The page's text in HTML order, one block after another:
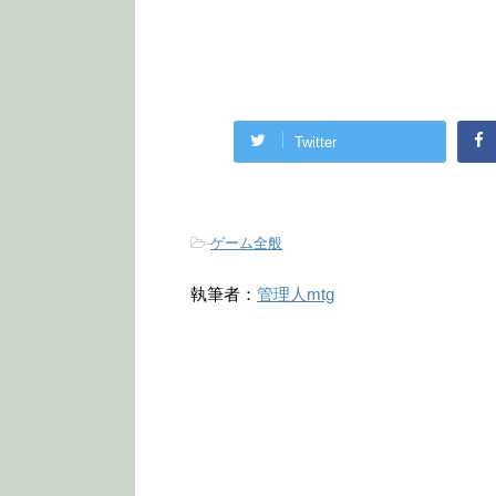
Twitter
-ゲーム全般
執筆者： 管理人mtg